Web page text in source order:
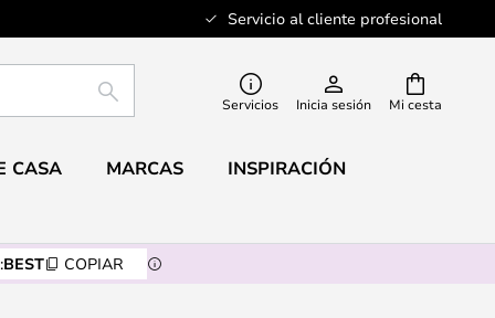
Servicio al cliente profesional
Mi cesta
BUSCAR Servicios Inicia sesión
CASA MARCAS INSPIRACIÓN
BEST COPIAR